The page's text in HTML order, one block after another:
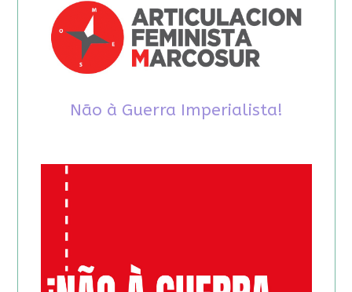
Não à Guerra Imperialista!